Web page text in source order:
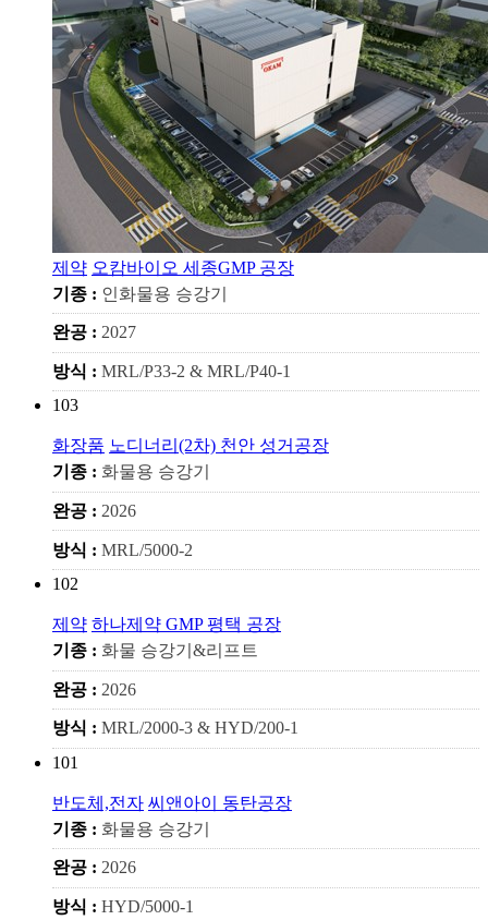
제약 오캄바이오 세종GMP 공장
기종 : 인화물용 승강기
완공 : 2027
방식 : MRL/P33-2 & MRL/P40-1
103
화장품 노디너리(2차) 천안 성거공장
기종 : 화물용 승강기
완공 : 2026
방식 : MRL/5000-2
102
제약 하나제약 GMP 평택 공장
기종 : 화물 승강기&리프트
완공 : 2026
방식 : MRL/2000-3 & HYD/200-1
101
반도체,전자 씨앤아이 동탄공장
기종 : 화물용 승강기
완공 : 2026
방식 : HYD/5000-1